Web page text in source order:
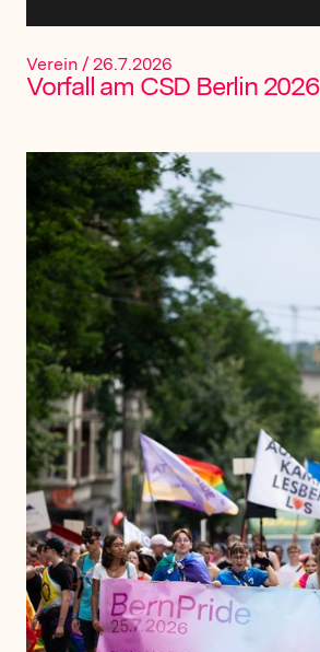
Verein / 26.7.2026
Vorfall am CSD Berlin 2026